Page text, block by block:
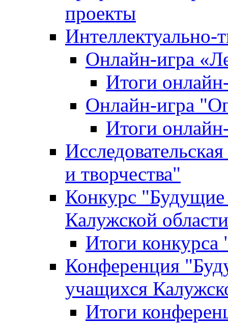
проекты
Интеллектуально-
Онлайн-игра
Итоги
Онлайн-игра
Итоги
и творчества"
Конкурс
Калужской области
Итоги
Конференция
учащихся
Итоги